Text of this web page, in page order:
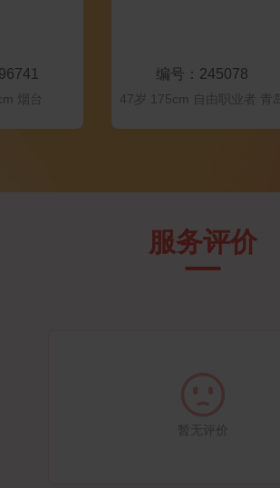
烟台
联系Ta
编号：245078
47岁 175cm 自由职业者 青岛
服务评价
暂无评价